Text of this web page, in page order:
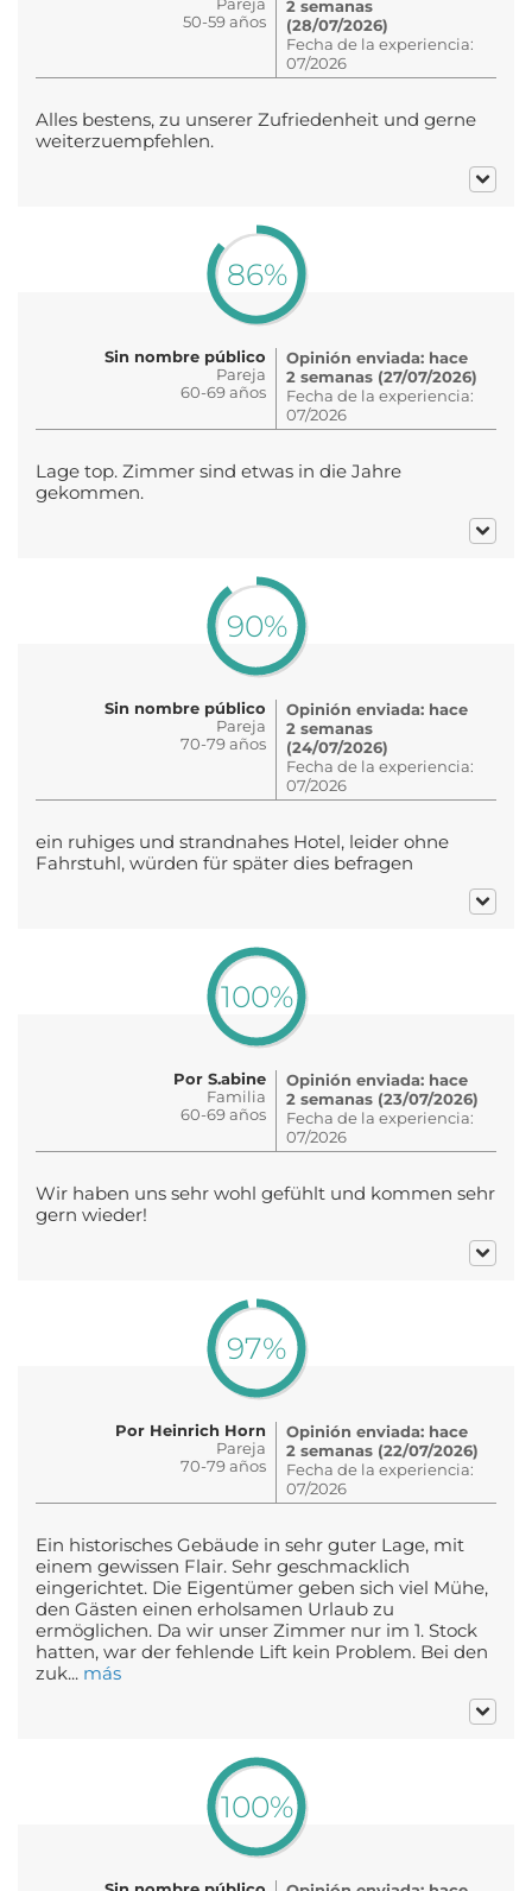
50-59 años
2 semanas
(28/07/2026)
Fecha de la experiencia:
07/2026
Alles bestens, zu unserer Zufriedenheit und gerne
weiterzuempfehlen.
86%
Sin nombre público
Pareja
60-69 años
Opinión enviada: hace
2 semanas (27/07/2026)
Fecha de la experiencia:
07/2026
Lage top. Zimmer sind etwas in die Jahre
gekommen.
90%
Sin nombre público
Pareja
70-79 años
Opinión enviada: hace
2 semanas
(24/07/2026)
Fecha de la experiencia:
07/2026
ein ruhiges und strandnahes Hotel, leider ohne
Fahrstuhl, würden für später dies befragen
100%
Por S.abine
Familia
60-69 años
Opinión enviada: hace
2 semanas (23/07/2026)
Fecha de la experiencia:
07/2026
Wir haben uns sehr wohl gefühlt und kommen sehr
gern wieder!
97%
Por Heinrich Horn
Pareja
70-79 años
Opinión enviada: hace
2 semanas (22/07/2026)
Fecha de la experiencia:
07/2026
Ein historisches Gebäude in sehr guter Lage, mit
einem gewissen Flair. Sehr geschmacklich
eingerichtet. Die Eigentümer geben sich viel Mühe,
den Gästen einen erholsamen Urlaub zu
ermöglichen. Da wir unser Zimmer nur im 1. Stock
hatten, war der fehlende Lift kein Problem. Bei den
zuk... más
100%